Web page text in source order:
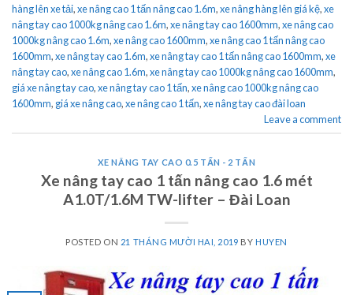
hàng lên xe tải,xe nâng cao 1 tấn nâng cao 1.6m,xe nâng hàng lên giá kệ,xe
nâng tay cao 1000kg nâng cao 1.6m,xe nâng tay cao 1600mm,xe nâng cao
1000kg nâng cao 1.6m,xe nâng cao 1600mm,xe nâng cao 1 tấn nâng cao
1600mm,xe nâng tay cao 1.6m,xe nâng tay cao 1 tấn nâng cao 1600mm,xe
nâng tay cao,xe nâng cao 1.6m,xe nâng tay cao 1000kg nâng cao 1600mm,
giá xe nâng tay cao,xe nâng tay cao 1 tấn,xe nâng cao 1000kg nâng cao
1600mm, giá xe nâng cao,xe nâng cao 1 tấn,xe nâng tay cao đài loan
Leave a comment
XE NÂNG TAY CAO 0.5 TẤN - 2 TẤN
Xe nâng tay cao 1 tấn nâng cao 1.6 mét
A1.0T/1.6M TW-lifter – Đài Loan
POSTED ON 21 THÁNG MƯỜI HAI, 2019 BY HUYEN